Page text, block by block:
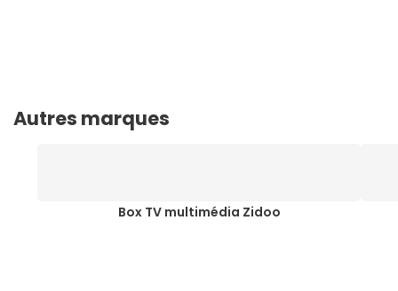
Autres marques
Box TV multimédia Zidoo